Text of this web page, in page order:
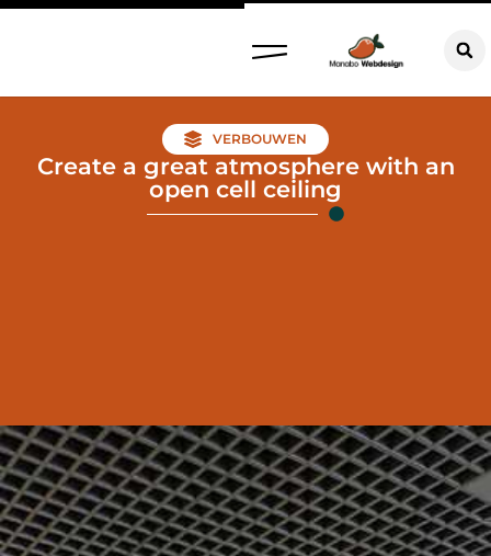
VERBOUWEN
Create a great atmosphere with an
open cell ceiling